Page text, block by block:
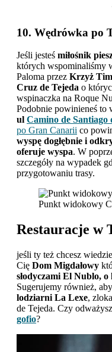
10. Wędrówka po
Jeśli jesteś miłośnik
których wspominaliśmy
Paloma przez Krzyż
Cruz de Tejeda o
wspinaczka na Roque
Podobnie powinieneś to
ul Camino de Santiago
po Gran Canarii co
wyspę dogłębnie i
oferuje wyspa. W
szczegóły na wypadek
przygotowaniu trasy.
Punkt widokowy
Restauracje w
jeśli ty też chcesz
Cię Dom Migdałowy
słodyczami El Nublo,
Sugerujemy również,
lodziarni La Lexe,
de Tejeda. Czy
gofio?